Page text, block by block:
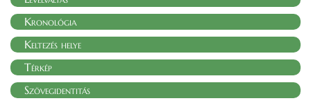
Kronológia
Keltezés helye
Térkép
Szövegidentitás